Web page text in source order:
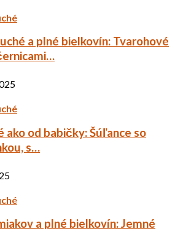
a plné bielkovín: Tvarohové
ako od babičky: Šúľance so
s…
a plné bielkovín: Jemné